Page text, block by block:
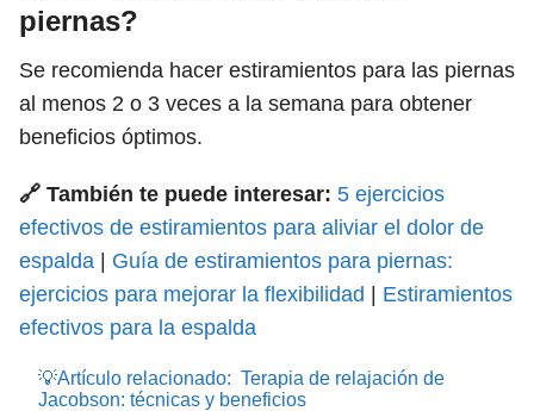
piernas?
Se recomienda hacer estiramientos para las piernas
al menos 2 o 3 veces a la semana para obtener
beneficios óptimos.
🔗 También te puede interesar: 5 ejercicios
efectivos de estiramientos para aliviar el dolor de
espalda
Guía de estiramientos para piernas:
ejercicios para mejorar la flexibilidad
Estiramientos
efectivos para la espalda
💡Artículo relacionado: Terapia de relajación de
Jacobson: técnicas y beneficios